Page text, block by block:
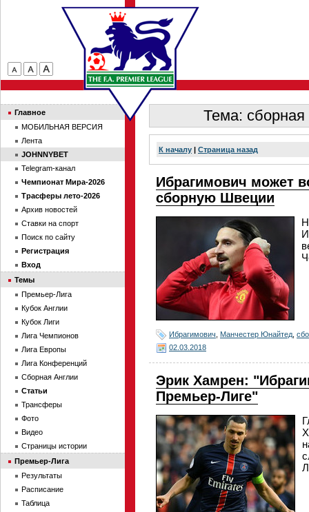
Тема:
К началу | Страница назад
Ибрагимович может
сборную Швеции
Ибрагимович Манчестер Юнайтед
02.03.2018
Эрик Хамрен:
Премьер-Лиге"
Главное
МОБИЛЬНАЯ ВЕРСИЯ
Лента
JOHNNYBET
Telegram-канал
Чемпионат Мира-2026
Трасферы лето-2026
Архив новостей
Ставки на спорт
Поиск по сайту
Регистрация
Вход
Темы
Премьер-Лига
Кубок Англии
Кубок Лиги
Лига Чемпионов
Лига Европы
Лига Конференций
Сборная Англии
Статьи
Трансферы
Фото
Видео
Страницы истории
Премьер-Лига
Результаты
Расписание
Таблица